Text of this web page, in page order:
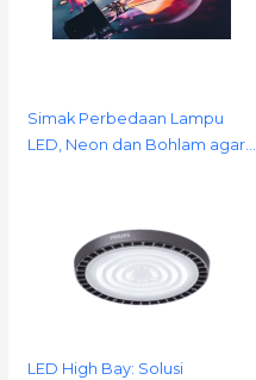
Simak Perbedaan Lampu
LED, Neon dan Bohlam agar…
LED High Bay: Solusi